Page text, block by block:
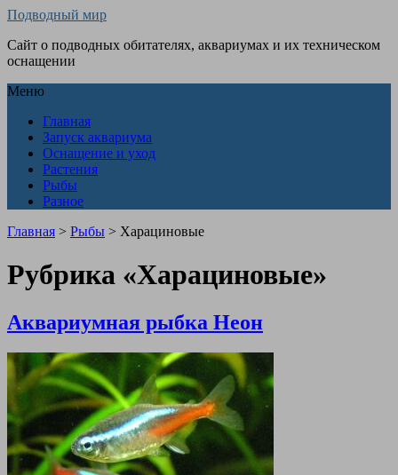
Подводный мир
Сайт о подводных обитателях, аквариумах и их техническом
оснащении
Меню
Главная
Запуск аквариума
Оснащение и уход
Растения
Рыбы
Разное
Главная > Рыбы > Харациновые
Рубрика «Харациновые»
Аквариумная рыбка Неон